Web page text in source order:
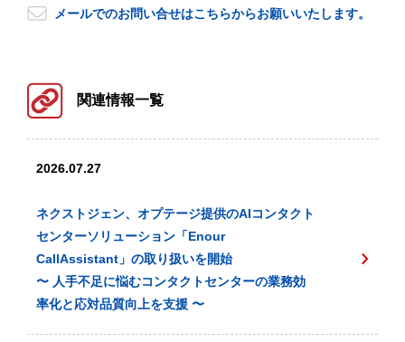
メールでのお問い合せはこちらからお願いいたします。
関連情報一覧
2026.07.27
ネクストジェン、オプテージ提供のAIコンタクト
センターソリューション「Enour
CallAssistant」の取り扱いを開始
〜 人手不足に悩むコンタクトセンターの業務効
率化と応対品質向上を支援 〜